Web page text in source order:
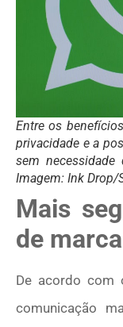
Entre os
privacidade e a
sem necessidade
Imagem: Ink Drop/
Mais
de marca
De acordo com
comunicação